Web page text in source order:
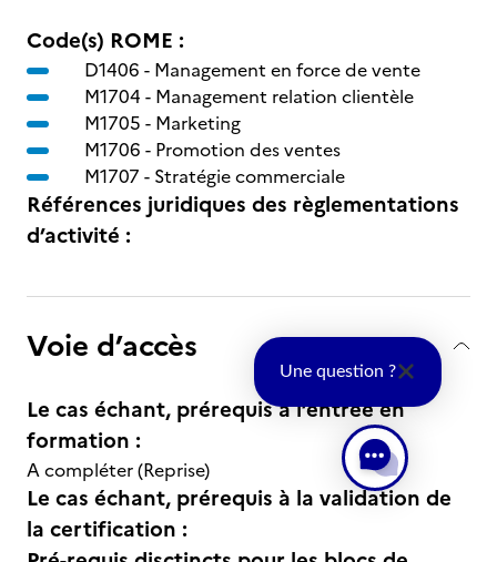
Code(s) ROME :
D1406 - Management en force de vente
M1704 - Management relation clientèle
M1705 - Marketing
M1706 - Promotion des ventes
M1707 - Stratégie commerciale
Références juridiques des règlementations
d’activité :
Voie d’accès
Le cas échant, prérequis à l’entrée en
formation :
A compléter (Reprise)
Le cas échant, prérequis à la validation de
la certification :
Une question ?